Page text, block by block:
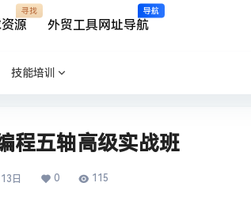
源
寻找
外贸工具网址导航
导航
技能培训
程五轴高级实战班
日 0 115